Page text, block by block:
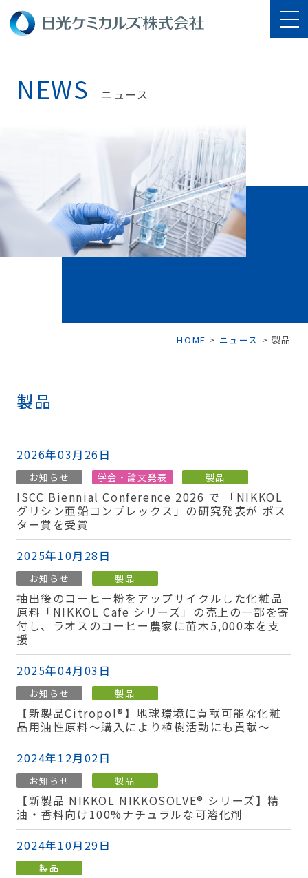
NEWS ニュース
HOME > ニュース > 製品
製品
2026年03月26日
お知らせ 学会・論文発表 製品
ISCC Biennial Conference 2026 で 「NIKKOL
グリシン亜鉛コンプレックス」の研究発表が ポス
ター賞を受賞
2025年10月28日
お知らせ 製品
抽出後のコーヒー粉をアップサイクルした化粧品
原料「NIKKOL Cafe シリーズ」の売上の一部を寄
付し、ラオスのコーヒー農家に苗木5,000本を支
援
2025年04月03日
お知らせ 製品
【新製品Citropol®】地球環境に貢献可能な化粧
品用油性原料〜購入により植樹活動にも貢献〜
2024年12月02日
お知らせ 製品
【新製品 NIKKOL NIKKOSOLVE® シリーズ】精
油・香料向け100%ナチュラルな可溶化剤
2024年10月29日
製品